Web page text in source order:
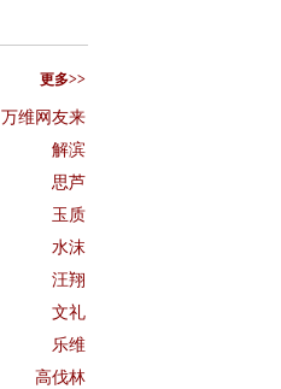
更多>>
万维网友来
解滨
思芦
玉质
水沫
汪翔
文礼
乐维
高伐林